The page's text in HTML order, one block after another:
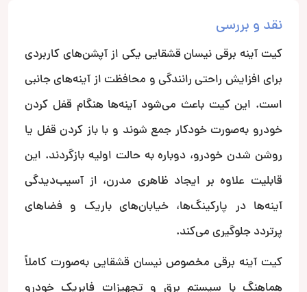
نقد و بررسی
کیت آینه برقی نیسان قشقایی یکی از آپشن‌های کاربردی
برای افزایش راحتی رانندگی و محافظت از آینه‌های جانبی
است. این کیت باعث می‌شود آینه‌ها هنگام قفل کردن
خودرو به‌صورت خودکار جمع شوند و با باز کردن قفل یا
روشن شدن خودرو، دوباره به حالت اولیه بازگردند. این
قابلیت علاوه بر ایجاد ظاهری مدرن، از آسیب‌دیدگی
آینه‌ها در پارکینگ‌ها، خیابان‌های باریک و فضاهای
پرتردد جلوگیری می‌کند.
کیت آینه برقی مخصوص نیسان قشقایی به‌صورت کاملاً
هماهنگ با سیستم برق و تجهیزات فابریک خودرو